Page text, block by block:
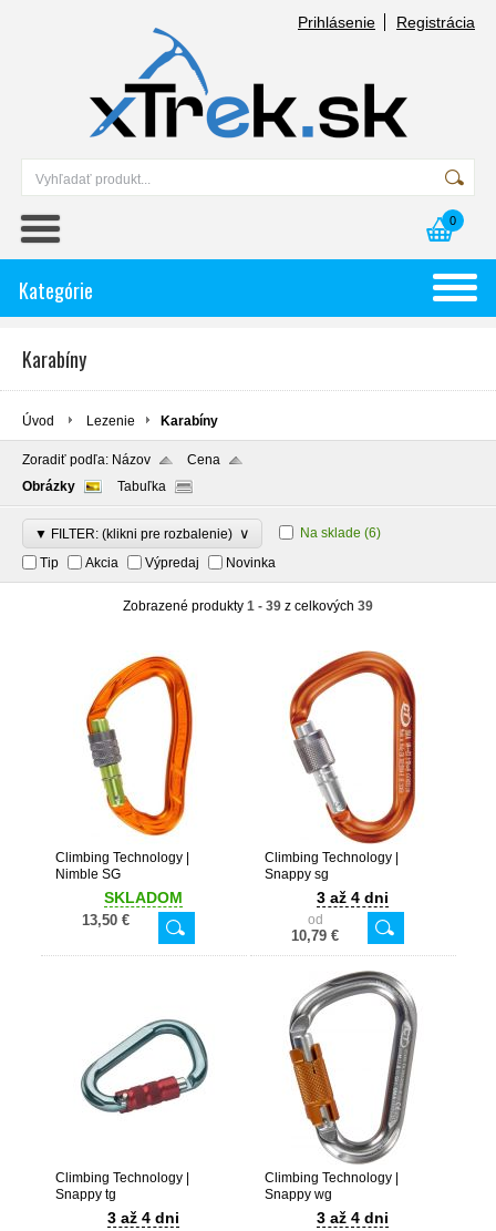
Prihlásenie Registrácia
0
Kategórie
Karabíny
Úvod Lezenie Karabíny
Zoradiť podľa: Názov
Cena
Obrázky
Tabuľka
▼ FILTER: (klikni pre rozbalenie) ∨ Na sklade (6)
Tip
Akcia Výpredaj Novinka
Zobrazené produkty 1 - 39 z celkových 39
Climbing Technology |
Nimble SG
SKLADOM
13,50 €
Climbing Technology |
Snappy sg
3 až 4 dni
od
10,79 €
Climbing Technology |
Snappy tg
3 až 4 dni
Climbing Technology |
Snappy wg
3 až 4 dni